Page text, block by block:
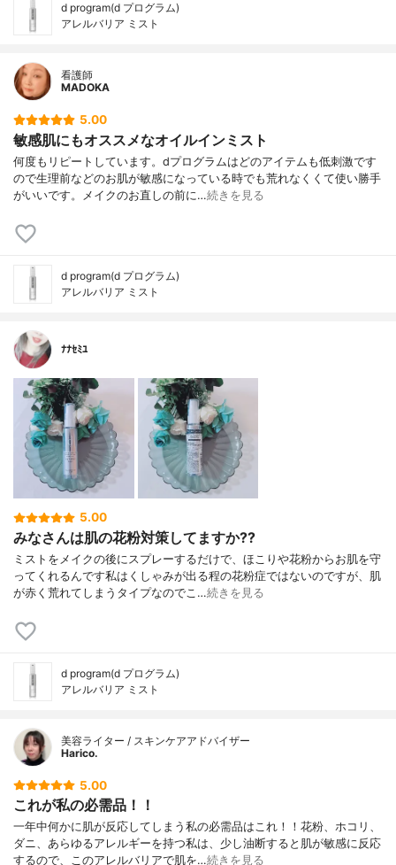
d program(d プログラム)
アレルバリア ミスト
看護師
MADOKA
5.00
敏感肌にもオススメなオイルインミスト
何度もリピートしています。dプログラムはどのアイテムも低刺激です
ので生理前などのお肌が敏感になっている時でも荒れなくくて使い勝手
がいいです。メイクのお直しの前に…続きを見る
d program(d プログラム)
アレルバリア ミスト
ﾅﾅｾﾐﾕ
5.00
みなさんは肌の花粉対策してますか??
ミストをメイクの後にスプレーするだけで、ほこりや花粉からお肌を守
ってくれるんです私はくしゃみが出る程の花粉症ではないのですが、肌
が赤く荒れてしまうタイプなのでこ…続きを見る
d program(d プログラム)
アレルバリア ミスト
美容ライター / スキンケアアドバイザー
Harico.
5.00
これが私の必需品！！
一年中何かに肌が反応してしまう私の必需品はこれ！！花粉、ホコリ、
ダニ、あらゆるアレルギーを持つ私は、少し油断すると肌が敏感に反応
するので、このアレルバリアで肌を…続きを見る